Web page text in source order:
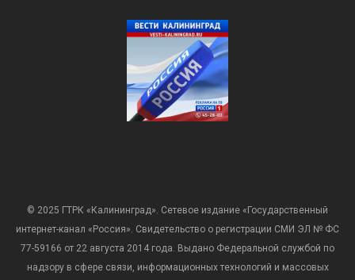
© 2025 ГТРК «Калининград». Сетевое издание «Государственный
интернет-канал «Россия». Свидетельство о регистрации СМИ ЭЛ № ФС
77-59166 от 22 августа 2014 года. Выдано Федеральной службой по
надзору в сфере связи, информационных технологий и массовых